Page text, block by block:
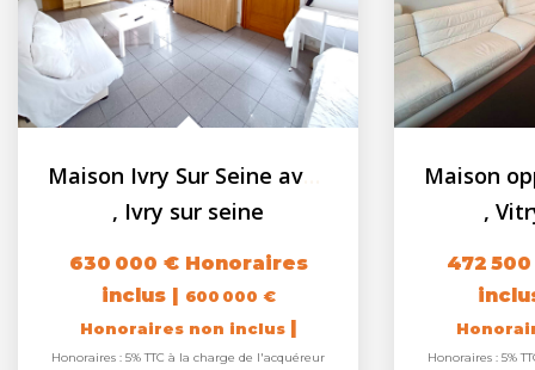
, Ivry sur seine
630 000 € Honoraires
inclus | 600 000 €
Honoraires non inclus |
Honoraires : 5% TTC à la charge de l'acquéreur
,
472
Honoraires : 5%